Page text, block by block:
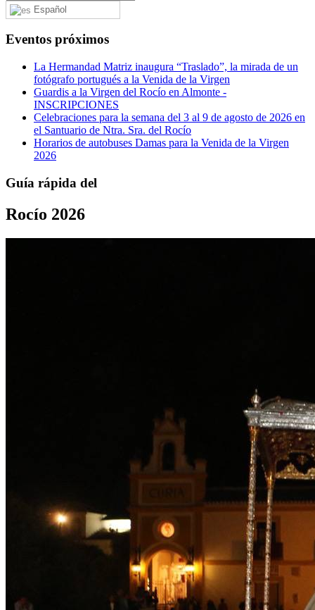
Español
Eventos próximos
La Hermandad Matriz inaugura “Traslado”, la mirada de un
fotógrafo portugués a la Venida de la Virgen
Guardis a la Virgen del Rocío en Almonte -
INSCRIPCIONES
Celebraciones para la semana del 3 al 9 de agosto de 2026 en
el Santuario de Ntra. Sra. del Rocío
Horarios de autobuses Damas para la Venida de la Virgen
2026
Guía rápida del
Rocío 2026